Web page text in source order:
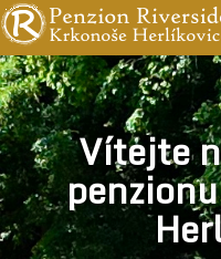
Vítejte